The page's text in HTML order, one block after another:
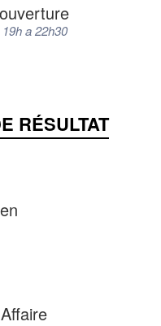
a 22h30
RÉSULTAT